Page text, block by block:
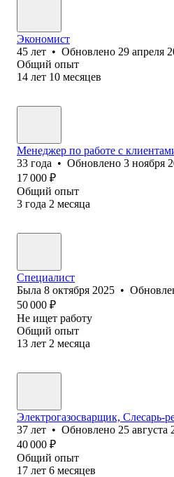
Экономист
45 лет • Обновлено 29 апреля
Общий опыт
14 лет 10 месяцев
Менеджер по работе с
33 года • Обновлено 3 ноября
17 000 ₽
Общий опыт
3 года 2 месяца
Специалист
Была 8 октября 2025 •
50 000 ₽
Не ищет работу
Общий опыт
13 лет 2 месяца
Электрогазосварщик, Слесарь-
37 лет • Обновлено 25 августа
40 000 ₽
Общий опыт
17 лет 6 месяцев